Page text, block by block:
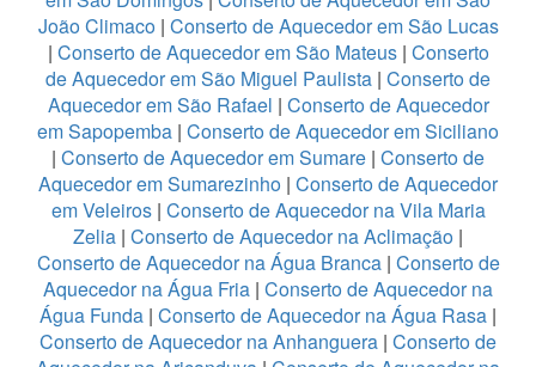
João Climaco| Conserto de Aquecedor em São Lucas
| Conserto de Aquecedor em São Mateus | Conserto
de Aquecedor em São Miguel Paulista | Conserto de
Aquecedor em São Rafael | Conserto de Aquecedor
em Sapopemba | Conserto de Aquecedor em Siciliano
| Conserto de Aquecedor em Sumare | Conserto de
Aquecedor em Sumarezinho | Conserto de Aquecedor
em Veleiros| Conserto de Aquecedor na Vila Maria
Zelia | Conserto de Aquecedor na Aclimação |
Conserto de Aquecedor na Água Branca| Conserto de
Aquecedor na Água Fria | Conserto de Aquecedor na
Água Funda | Conserto de Aquecedor na Água Rasa |
Conserto de Aquecedor na Anhanguera | Conserto de